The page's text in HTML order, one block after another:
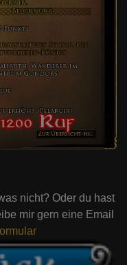
nicht? Oder du hast
mir gern eine Email